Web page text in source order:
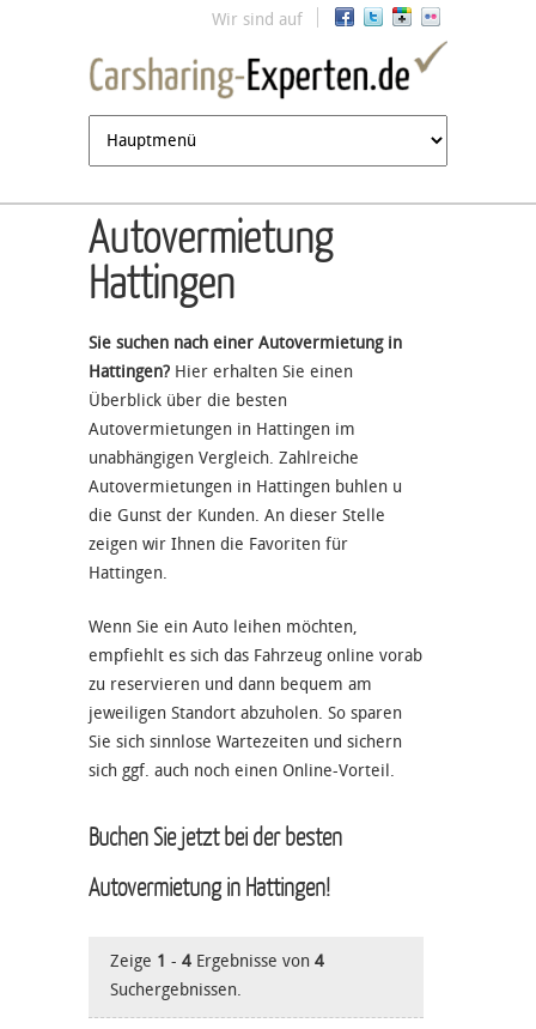
Jump to navigation
Wir sind auf
Autovermietung
Hattingen
Sie suchen nach einer Autovermietung in
Hattingen? Hier erhalten Sie einen
Überblick über die besten
Autovermietungen in Hattingen im
unabhängigen Vergleich. Zahlreiche
Autovermietungen in Hattingen buhlen u
die Gunst der Kunden. An dieser Stelle
zeigen wir Ihnen die Favoriten für
Hattingen.
Wenn Sie ein Auto leihen möchten,
empfiehlt es sich das Fahrzeug online vorab
zu reservieren und dann bequem am
jeweiligen Standort abzuholen. So sparen
Sie sich sinnlose Wartezeiten und sichern
sich ggf. auch noch einen Online-Vorteil.
Buchen Sie jetzt bei der besten
Autovermietung in Hattingen!
Zeige 1 - 4 Ergebnisse von 4
Suchergebnissen.